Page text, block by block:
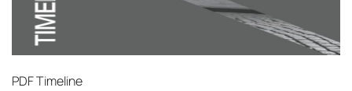
PDFTimeline